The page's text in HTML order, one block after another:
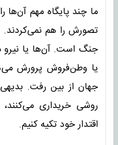
ما چند پایگاه مهم آن‌ها
تصورش را هم
جنگ است. آن‌ها یا نیرو
یا وطن‌فروش پرورش
جهان از بین رفت.
روشی خریداری
اقتدار خود تکیه کنیم.